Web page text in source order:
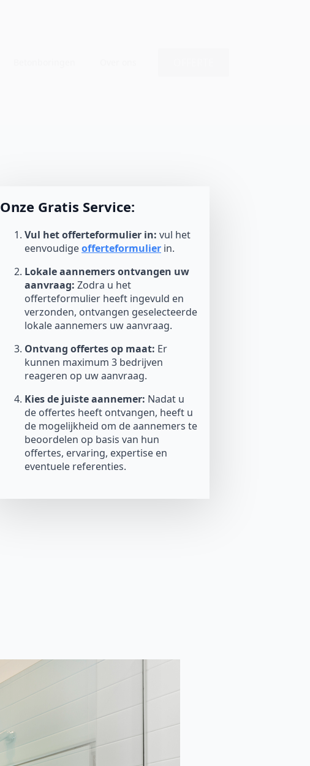
Onze Gratis Service:
Vul het offerteformulier in: vul het
eenvoudigeofferteformulier in.
Lokale aannemers ontvangen uw
aanvraag: Zodra u het
offerteformulier heeft ingevuld en
verzonden, ontvangen geselecteerde
lokale aannemers uw aanvraag.
Ontvang offertes op maat: Er
kunnen maximum 3 bedrijven
reageren op uw aanvraag.
Kies de juiste aannemer: Nadat u
de offertes heeft ontvangen, heeft u
de mogelijkheid om de aannemers te
beoordelen op basis van hun
offertes, ervaring, expertise en
eventuele referenties.